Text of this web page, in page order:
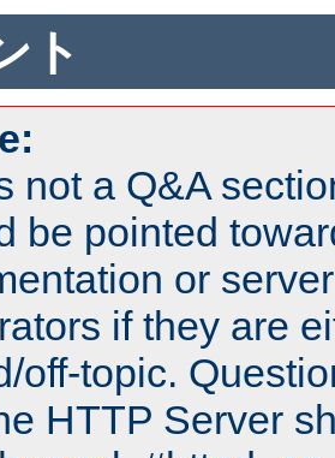
ト
not a Q&A
be pointed
or
if they are
off-topic.
HTTP Server